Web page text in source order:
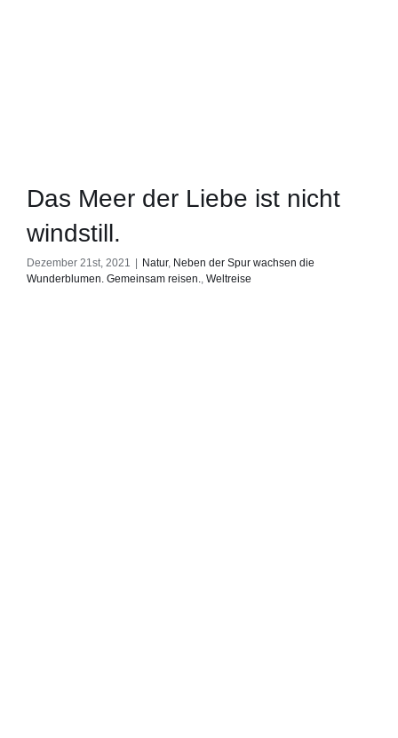
Das Meer der Liebe ist nicht
windstill.
Dezember 21st, 2021 | Natur, Neben der Spur wachsen die
Wunderblumen. Gemeinsam reisen.
Weltreise